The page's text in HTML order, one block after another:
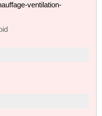
ventilation-